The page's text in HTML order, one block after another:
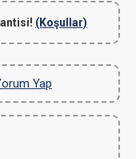
(Koşullar)
Yap